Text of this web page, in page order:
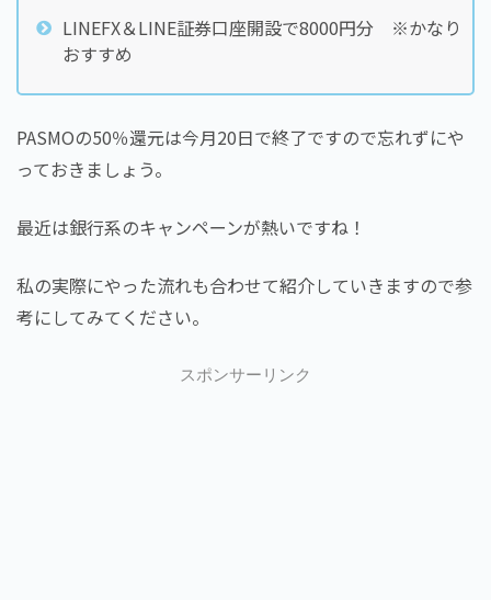
LINEFX＆LINE証券口座開設で8000円分 ※かなり
おすすめ
PASMOの50％還元は今月20日で終了ですので忘れずにや
っておきましょう。
最近は銀行系のキャンペーンが熱いですね！
私の実際にやった流れも合わせて紹介していきますので参
考にしてみてください。
スポンサーリンク